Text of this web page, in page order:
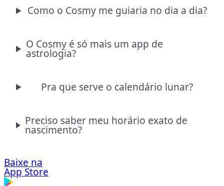
Como o Cosmy me guiaria no dia a dia?
O Cosmy é só mais um app de
astrologia?
Pra que serve o calendário lunar?
Preciso saber meu horário exato de
nascimento?
Baixe na
App Store